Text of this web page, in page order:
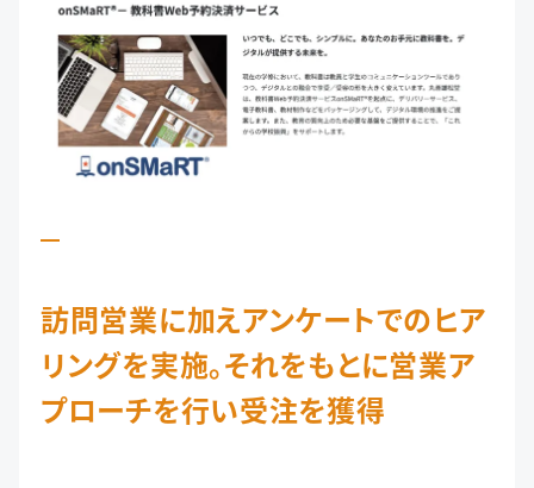
訪問営業に加えアンケートでのヒア
リングを実施。それをもとに営業ア
プローチを行い受注を獲得